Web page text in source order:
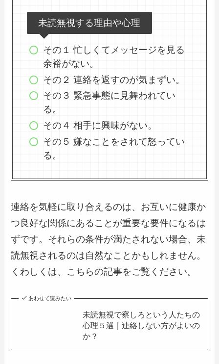
未読無視する理由や心理
その１ 忙しくてメッセージを見る
余裕がない。
その２ 連絡を返すのが気まずい。
その３ 緊急事態に見舞われてい
る。
その４ 相手に興味がない。
その５ 嫌なことをされて怒ってい
る。
連絡を気軽に取り合えるのは、お互いに健康か
つ良好な関係にあることが重要な要件になるは
ずです。それらの条件が満たされない場合、未
読無視されるのは自然なことかもしれません。
くわしくは、こちらの記事をご覧ください。
あわせて読みたい
未読無視で察しろという人たちの
心理５選｜連絡しない方がよいの
か？